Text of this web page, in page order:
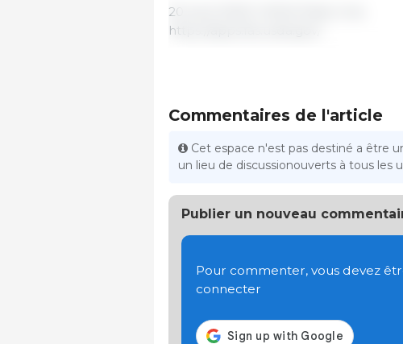
20 août 2020/ USDA/ Etats-Unis.
https://apps.fas.usda.gov/
Commentaires de l'article
Cet espace n'est pas destiné a être
un lieu de discussionouverts à tous les
Publier un nouveau
Pour commenter, vous devez
connecter